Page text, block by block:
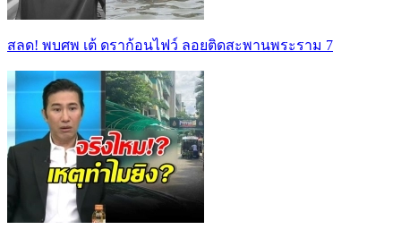
สลด! พบศพ เต้ ดราก้อนไฟว์ ลอยติดสะพานพระราม 7